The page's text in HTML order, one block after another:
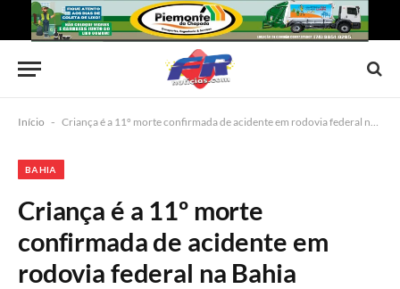
Início - Criança é a 11º morte confirmada de acidente em rodovia federal na Bahia
BAHIA
Criança é a 11º morte
confirmada de acidente em
rodovia federal na Bahia